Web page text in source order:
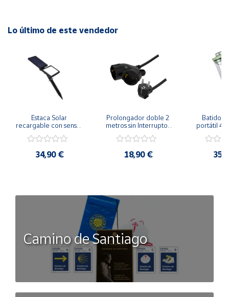
Frecuencia Wifi : 2.4GHz.
Alcance de la red 45m.
Alimetacion : 2 pilas AA (Incluidas).
Lo último de este vendedor
Estaca Solar
recargable con sensor
34,90 €
Prolongador doble 2
metros sin Interruptor
18,90 €
Batidora
portátil
Camino de Santiago